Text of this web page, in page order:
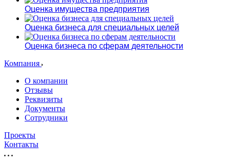
Оценка имущества предприятия
Оценка бизнеса для специальных целей
Оценка бизнеса по сферам деятельности
Компания
О компании
Отзывы
Реквизиты
Документы
Сотрудники
Проекты
Контакты